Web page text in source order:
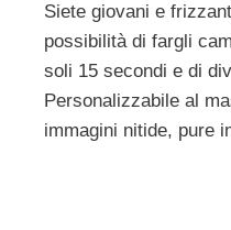
Siete giovani e
possibilità di fargli
soli 15 secondi e di
Personalizzabile al
immagini nitide, pure